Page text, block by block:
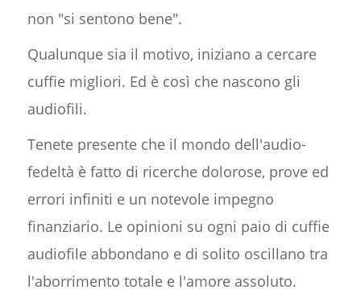
non "si sentono bene".
Qualunque sia il motivo, iniziano a cercare
cuffie migliori. Ed è così che nascono gli
audiofili.
Tenete presente che il mondo dell'audio-
fedeltà è fatto di ricerche dolorose, prove ed
errori infiniti e un notevole impegno
finanziario. Le opinioni su ogni paio di cuffie
audiofile abbondano e di solito oscillano tra
l'aborrimento totale e l'amore assoluto.